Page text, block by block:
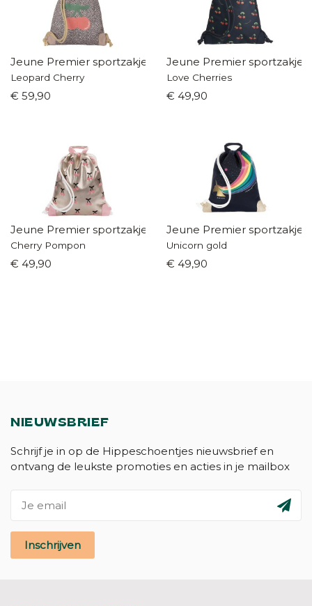
Jeune Premier sportzakje
Leopard Cherry
€ 59,90
Jeune Premier sportzakje
Love Cherries
€ 49,90
Jeune Premier sportzakje
Cherry Pompon
€ 49,90
Jeune Premier sportzakje
Unicorn gold
€ 49,90
NIEUWSBRIEF
Schrijf je in op de Hippeschoentjes nieuwsbrief en
ontvang de leukste promoties en acties in je mailbox
Inschrijven